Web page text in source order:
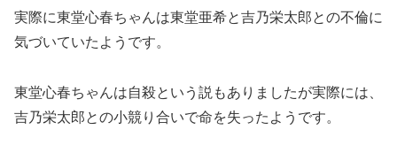
実際に東堂心春ちゃんは東堂亜希と吉乃栄太郎との不倫に
気づいていたようです。
東堂心春ちゃんは自殺という説もありましたが実際には、
吉乃栄太郎との小競り合いで命を失ったようです。